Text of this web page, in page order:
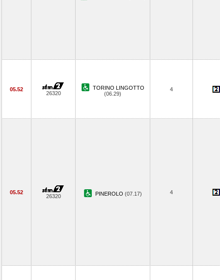
05.52
26320
TORINO LINGOTTO
(06.29)
4
05.52
26320 PINEROLO (07.17) 4